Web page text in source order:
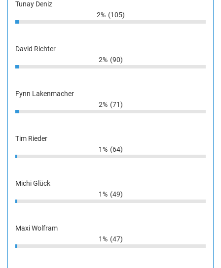
Tunay Deniz
2% (105)
David Richter
2% (90)
Fynn Lakenmacher
2% (71)
Tim Rieder
1% (64)
Michi Glück
1% (49)
Maxi Wolfram
1% (47)